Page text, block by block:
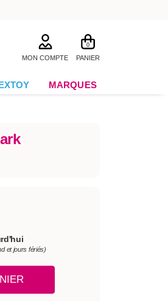
MON COMPTE
0
PANIER
MARQUES
et jours fériés)